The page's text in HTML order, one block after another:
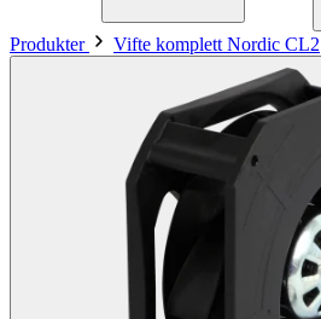
Produkter Vifte komplett Nordic CL2